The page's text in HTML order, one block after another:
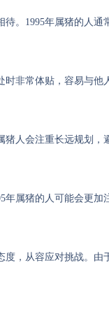
待。1995年属猪的人通
时非常体贴，容易与他
猪人会注重长远规划，
年属猪的人可能会更加
度，从容应对挑战。由